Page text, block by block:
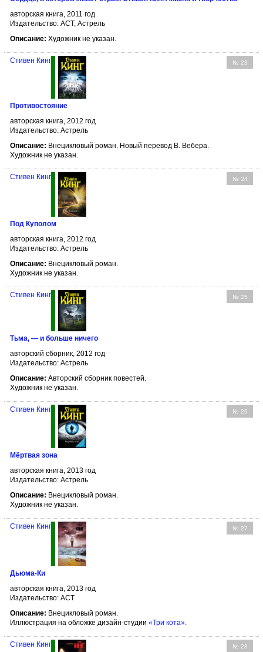
авторская книга, 2011 год
Издательство: АСТ, Астрель
Описание: Художник не указан.
№ 23
Стивен Кинг
Противостояние
авторская книга, 2012 год
Издательство: Астрель
Описание: Внецикловый роман. Новый перевод В. Вебера.
Художник не указан.
№ 24
Стивен Кинг
Под Куполом
авторская книга, 2012 год
Издательство: Астрель
Описание: Внецикловый роман.
Художник не указан.
№ 25
Стивен Кинг
Тьма, — и больше ничего
авторский сборник, 2012 год
Издательство: Астрель
Описание: Авторский сборник повестей.
Художник не указан.
№ 26
Стивен Кинг
Мёртвая зона
авторская книга, 2013 год
Издательство: Астрель
Описание: Внецикловый роман.
Художник не указан.
№ 27
Стивен Кинг
Дьюма-Ки
авторская книга, 2013 год
Издательство: АСТ
Описание: Внецикловый роман.
Иллюстрация на обложке дизайн-студии «Три кота»
№ 28
Стивен Кинг